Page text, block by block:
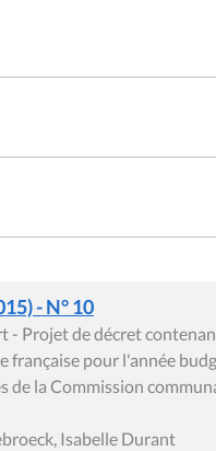
- N° 10
- Projet de décret
française pour l'année
de la Commission
Isabelle Durant